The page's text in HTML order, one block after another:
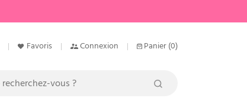
Favoris Connexion Panier (0)